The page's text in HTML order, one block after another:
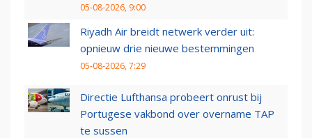
05-08-2026, 9:00
Riyadh Air breidt netwerk verder uit:
opnieuw drie nieuwe bestemmingen
05-08-2026, 7:29
Directie Lufthansa probeert onrust bij
Portugese vakbond over overname TAP
te sussen